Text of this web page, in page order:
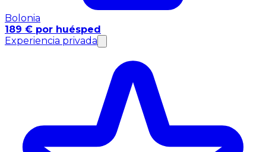
Bolonia
189 € por huésped
Experiencia privada